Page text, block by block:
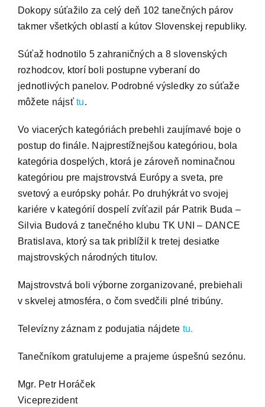
Dokopy súťažilo za celý deň 102 tanečných párov
takmer všetkých oblastí a kútov Slovenskej republiky.
Súťaž hodnotilo 5 zahraničných a 8 slovenských
rozhodcov, ktorí boli postupne vyberaní do
jednotlivých panelov. Podrobné výsledky zo súťaže
môžete nájsťtu.
Vo viacerých kategóriách prebehli zaujímavé boje o
postup do finále. Najprestížnejšou kategóriou, bola
kategória dospelých, ktorá je zároveň nominačnou
kategóriou pre majstrovstvá Európy a sveta, pre
svetový a európsky pohár. Po druhýkrát vo svojej
kariére v kategórií dospelí zvíťazil pár Patrik Buda –
Silvia Budová z tanečného klubu TK UNI – DANCE
Bratislava, ktorý sa tak priblížil k tretej desiatke
majstrovských národných titulov.
Majstrovstvá boli výborne zorganizované, prebiehali
v skvelej atmosféra, o čom svedčili plné tribúny.
Televízny záznam z podujatia nájdete tu.
Tanečníkom gratulujeme a prajeme úspešnú sezónu.
Mgr. Petr Horáček
Viceprezident